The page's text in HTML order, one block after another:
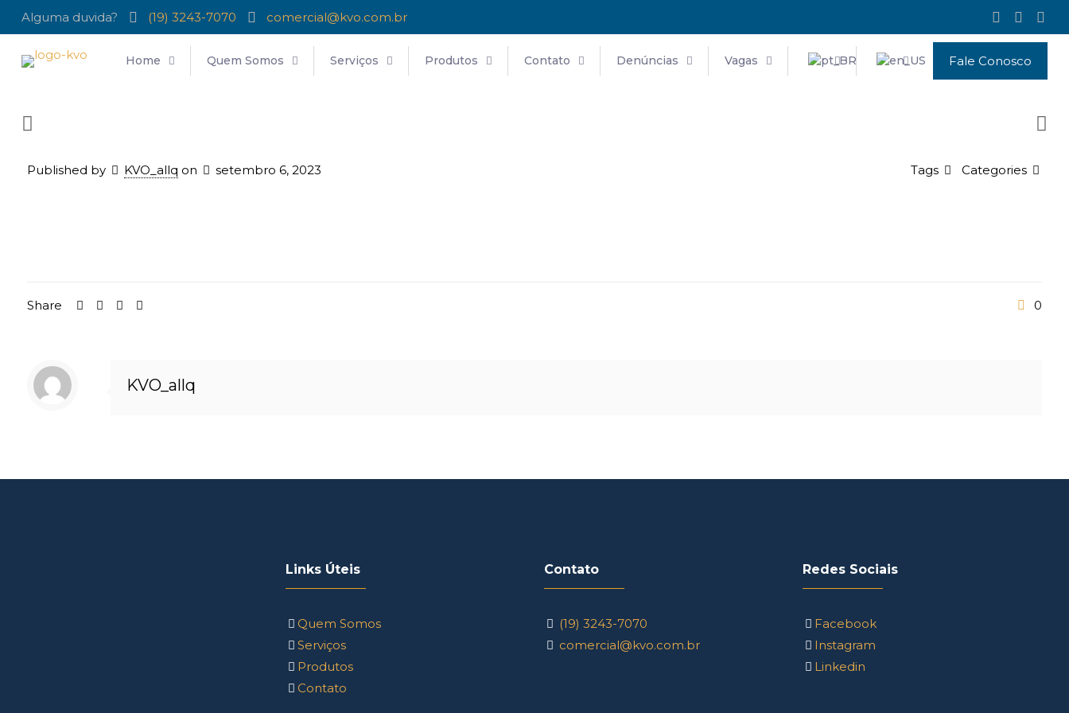
Alguma duvida? (19) 3243-7070 comercial@kvo.com.br
Home Quem Somos Serviços Produtos Contato Denúncias Vagas Fale Conosco
Published by KVO_allq on setembro 6, 2023 Categories
Tags
Share 0
KVO_allq
Links Úteis
Quem Somos
Serviços
Produtos
Contato
Contato
(19) 3243-7070
comercial@kvo.com.br
Redes Sociais
Facebook
Instagram
Linkedin